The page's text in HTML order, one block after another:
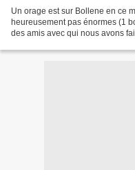
Un orage est sur Bollene en ce
heureusement pas énormes (1
des amis avec qui nous avons